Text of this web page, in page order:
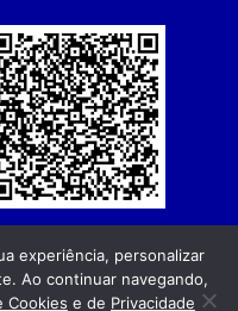
reservados.
AGÊNCIA WEB
experiência, personalizar
Ao continuar navegando,
Cookies e de Privacidade